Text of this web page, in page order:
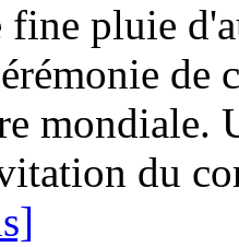
fine pluie
de
mondiale.
du